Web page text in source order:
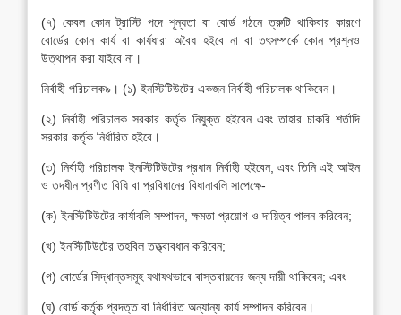
(৭) কেবল কোন ট্রাস্টি পদে শূন্যতা বা বোর্ড গঠনে ত্রুটি থাকিবার কারণে
বোর্ডের কোন কার্য বা কার্যধারা অবৈধ হইবে না বা তৎসম্পর্কে কোন প্রশ্নও
উত্থাপন করা যাইবে না।
নির্বাহী পরিচালক৯। (১) ইনস্টিটিউটের একজন নির্বাহী পরিচালক থাকিবেন।
(২) নির্বাহী পরিচালক সরকার কর্তৃক নিযুক্ত হইবেন এবং তাহার চাকরি শর্তাদি
সরকার কর্তৃক নির্ধারিত হইবে।
(৩) নির্বাহী পরিচালক ইনস্টিটিউটের প্রধান নির্বাহী হইবেন, এবং তিনি এই আইন
ও তদধীন প্রণীত বিধি বা প্রবিধানের বিধানাবলি সাপেক্ষে-
(ক) ইনস্টিটিউটের কার্যাবলি সম্পাদন, ক্ষমতা প্রয়োগ ও দায়িত্ব পালন করিবেন;
(খ) ইনস্টিটিউটের তহবিল তত্ত্বাবধান করিবেন;
(গ) বোর্ডের সিদ্ধান্তসমূহ যথাযথভাবে বাস্তবায়নের জন্য দায়ী থাকিবেন; এবং
(ঘ) বোর্ড কর্তৃক প্রদত্ত বা নির্ধারিত অন্যান্য কার্য সম্পাদন করিবেন।